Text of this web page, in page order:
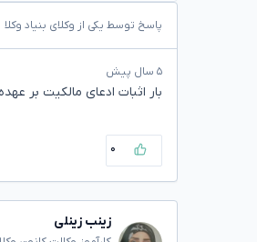
پاسخ توسط یکی از وکلای بنیاد وکلا
۵ سال پیش
بار اثبات ادعای مالکیت بر
۰
زینب زینلی